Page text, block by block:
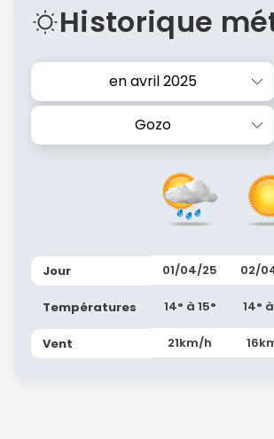
Historique
en avril 2025
Gozo
Jour
Températures
Vent
01/04/25
14° à 15°
21km/h
02/
14°